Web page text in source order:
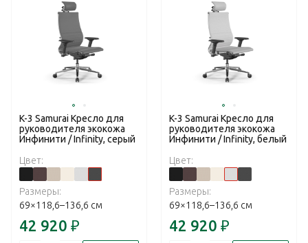
K-3 Samurai Кресло для
руководителя экокожа
Инфинити / Infinity, серый
Цвет:
Размеры:
69×118,6–136,6 см
42 920 ₽
K-3 Samurai Кресло для
руководителя экокожа
Инфинити / Infinity, белый
Цвет:
Размеры:
69×118,6–136,6 см
42 920 ₽